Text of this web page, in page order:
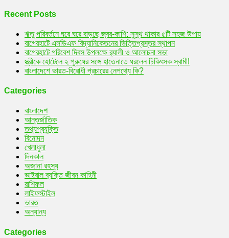
Recent Posts
ঋতু পরিবর্তনে ঘরে ঘরে বাড়ছে জ্বর-কাশি: সুস্থ থাকার ৫টি সহজ উপায়
বাগেরহাটে এসডিএফ বিদ্যানিকেতনের ভিত্তিপ্রস্তর স্থাপন
বাগেরহাটে পরিবেশ দিবস উপলক্ষে র‌্যালী ও আলোচনা সভা
স্ত্রীকে হোটেলে ২ পুরুষের সঙ্গে হাতেনাতে ধরলেন চিকিৎসক স্বামী!
বাংলাদেশে ভারত-বিরোধী প্রচারের নেপথ্যে কি?
Categories
বাংলাদেশ
আন্তর্জাতিক
তথ্যপ্রযুক্তি
বিনোদন
খেলাধুলা
দিনকাল
অজানা রহস্য
ভাইরাল ব্যক্তি জীবন কাহিনী
রাশিফল
লাইফস্টাইল
ভারত
অন্যান্য
Categories